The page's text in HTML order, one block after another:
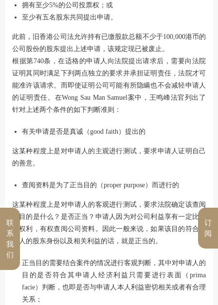
拥有至少5%的公司投票权；或
至少有五名股东共同提出申请。
此前，旧香港公司法允许持有已缴股款总额不少于100,000港币的
公司股份的股东提出上述申请，该规定现已被废止。
根据第740条，在适格的申请人向法院提出请求后，需要向法院
证明其同时满足下列两点独立的要求并承担证明责任，法院才可
能准许该请求。而即使证明公司可能有所隐瞒也不会减轻申请人
的证明责任。在Wong Sau Man Samuel案中，王鸣峰法官列出了
针对上述两个条件的如下判断准则：
有关申请是否是真诚（good faith）提出的
这某种程度上是对申请人的主观进行测试，要求申请人证明自己
的善意。
查阅资料是为了正当目的（proper purpose）而进行的
这某种程度上是对申请人的客观进行测试，要求法院确定该查阅
的目的是什么？是否正当？申请人因为对公司利益享有一定比例
的权利，有权查阅公司资料。因此一般来说，如果该目的符合申
请人的股东身份以及相关利益的话，就是正当的。
正当目的需要结合案件的情况进行客观判断，其中对申请人的
目的是否符合其申请人经济利益只需要进行表面（prima
facie）判断，也即是否与申请人本人利益密切相关或者有合理
关系；
订
阅
联
系
我
们